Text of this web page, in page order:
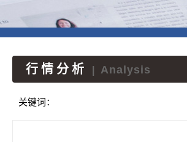
行情分析 Analysis
关键词：